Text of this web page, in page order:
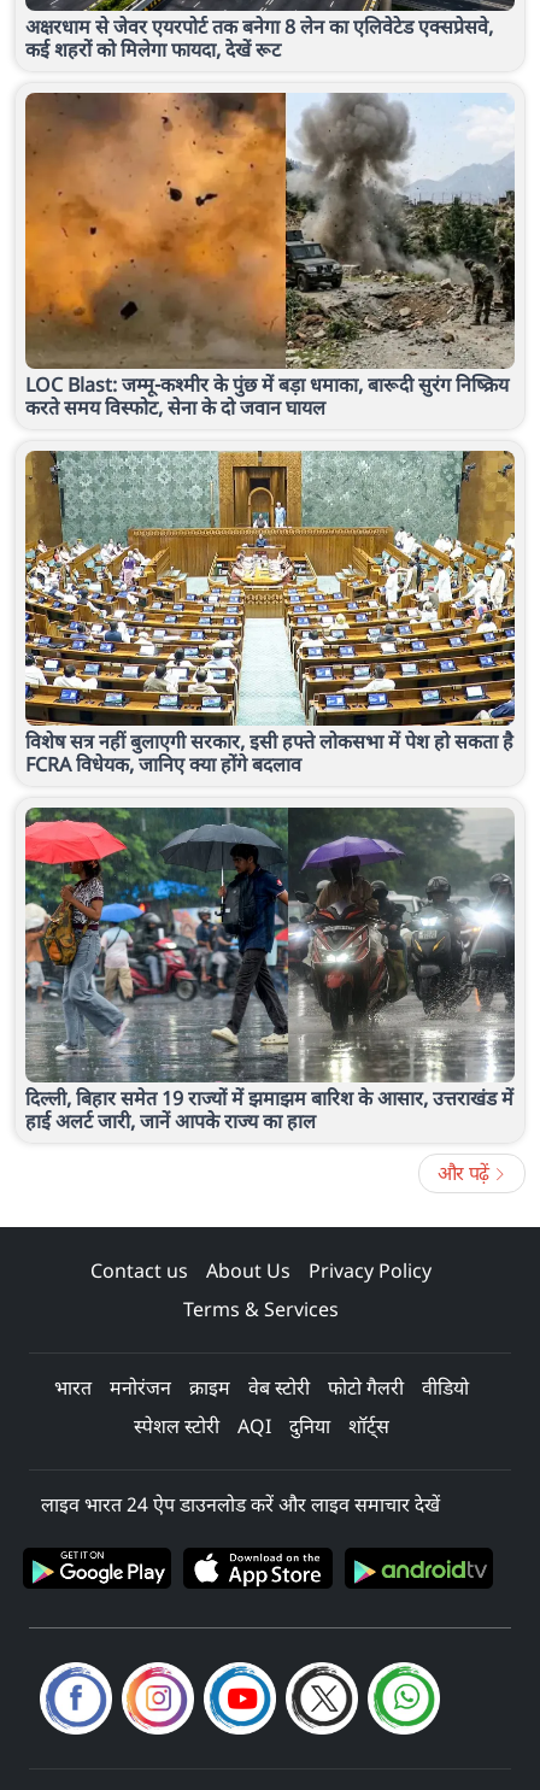
अक्षरधाम से जेवर एयरपोर्ट तक बनेगा 8 लेन का एलिवेटेड एक्सप्रेसवे,
कई शहरों को मिलेगा फायदा, देखें रूट
LOC Blast: जम्मू-कश्मीर के पुंछ में बड़ा धमाका, बारूदी सुरंग निष्क्रिय
करते समय विस्फोट, सेना के दो जवान घायल
विशेष सत्र नहीं बुलाएगी सरकार, इसी हफ्ते लोकसभा में पेश हो सकता है
FCRA विधेयक, जानिए क्या होंगे बदलाव
दिल्ली, बिहार समेत 19 राज्यों में झमाझम बारिश के आसार, उत्तराखंड में
हाई अलर्ट जारी, जानें आपके राज्य का हाल
और पढ़ें
Contact us About Us
Privacy Policy
Terms & Services
भारत मनोरंजन क्राइम वेब स्टोरी फोटो गैलरी
वीडियो
स्पेशल स्टोरी
AQI दुनिया शॉर्ट्स
लाइव भारत 24 ऐप डाउनलोड करें और लाइव समाचार देखें